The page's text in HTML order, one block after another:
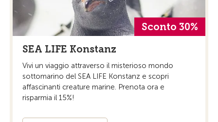
Sconto 30%
SEA LIFE Konstanz
Vivi un viaggio attraverso il misterioso mondo
sottomarino del SEA LIFE Konstanz e scopri
affascinanti creature marine. Prenota ora e
risparmia il 15%!